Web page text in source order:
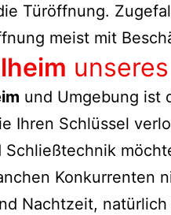
Türöffnung.
meist mit
und Umgebung ist
Ihren Schlüssel
Konkurrenten
Nachtzeit,